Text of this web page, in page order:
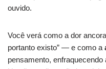
ouvido.
Você verá como a dor
portanto existo” — e como a
pensamento,